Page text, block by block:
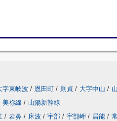
字東岐波 / 恩田町 / 則貞 / 大字中山 /
美祢線 / 山陽新幹線
/ 岩鼻 / 床波 / 宇部 / 宇部岬 / 居能 /